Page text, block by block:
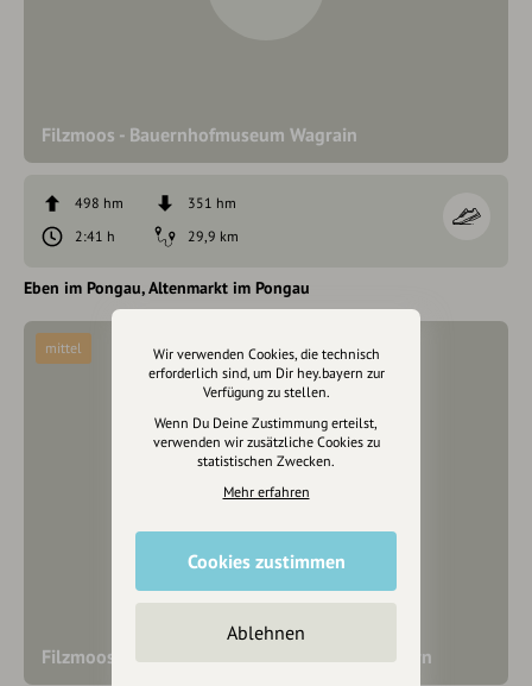
Filzmoos - Bauernhofmuseum Wagrain
498 hm
351 hm
2:41 h
29,9 km
Eben im Pongau Altenmarkt im Pongau
Filzmoos - Freizeitpark & Wildpark Untertauern
mittel
Wir verwenden Cookies, die technisch
erforderlich sind, um Dir hey.bayern zur
Verfügung zu stellen.
Wenn Du Deine Zustimmung erteilst,
verwenden wir zusätzliche Cookies zu
statistischen Zwecken.
Mehr erfahren
Cookies zustimmen
Ablehnen